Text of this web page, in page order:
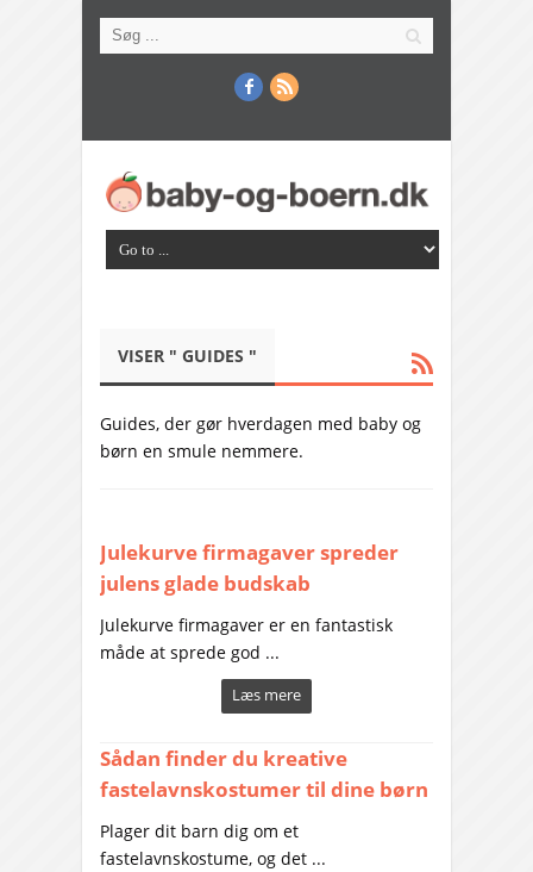
VISER " GUIDES "
Guides, der gør hverdagen med baby og
børn en smule nemmere.
Julekurve firmagaver spreder
julens glade budskab
Julekurve firmagaver er en fantastisk
måde at sprede god ...
Læs mere
Sådan finder du kreative
fastelavnskostumer til dine børn
Plager dit barn dig om et
fastelavnskostume, og det ...